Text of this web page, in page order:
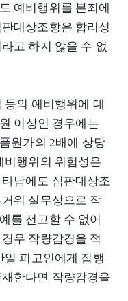
예비행위를 본죄에
대상조항은 합리성
고 하지 않을 수 없
의 예비행위에 대
이상인 경우에는
원가의 2배에 상당
비행위의 위험성은
남에도 심판대상조
워 실무상으로 작
를 선고할 수 없어
우 작량감경을 적
일 피고인에게 집행
한다면 작량감경을